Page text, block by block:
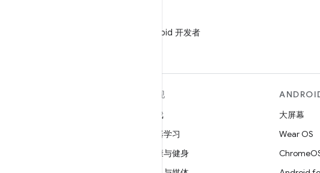
在微信中关注 Android 开发者
发现
游戏
机器学习
健康与健身
大屏幕
Wear OS